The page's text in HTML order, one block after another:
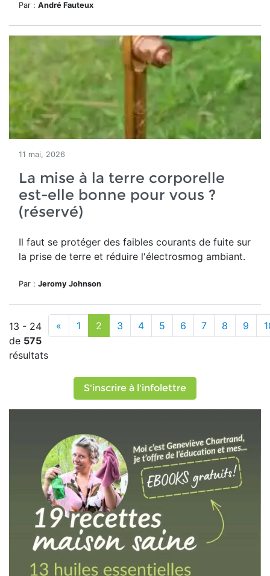
Par : André Fauteux
11 mai, 2026
La mise à la terre corporelle
est-elle bonne pour vous ?
(réservé)
Il faut se protéger des faibles courants de fuite sur
la prise de terre et réduire l'électrosmog ambiant.
Par : Jeromy Johnson
13 - 24
de 575
résultats
« 1 2 3 4 5 6 7 8 9
S'inscrire à l'infolettre